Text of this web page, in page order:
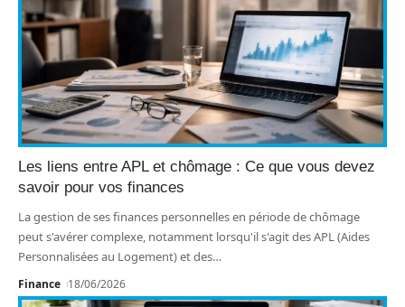
Les liens entre APL et chômage : Ce que vous devez
savoir pour vos finances
La gestion de ses finances personnelles en période de chômage
peut s'avérer complexe, notamment lorsqu'il s'agit des APL (Aides
Personnalisées au Logement) et des…
Finance 18/06/2026